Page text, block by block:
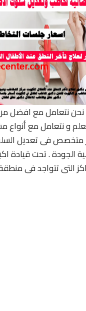
نحن نتعامل مع افضل
و نتعامل مع
متخصص فى تعديل
الجودة . تحت قيادة
التى تتواجد فى